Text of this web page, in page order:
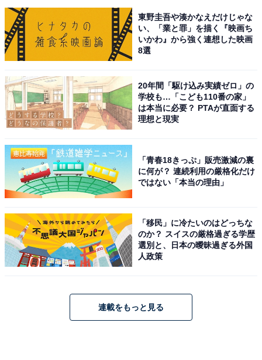
代」というイメージでしょうか。圧倒的な人気を誇って
いた東方神起に脱退問題が勃発、BIGBANGもソロ活動
に専念し始めた後に“王座に座ったグループ”だったんで
すよね。2009年にリリースした『Again & Again』
『Heartbeat』が大ヒット、その年のMAMA（Mnet Asian
Music Awards）で実質の最高賞「Artist of the Year」と
「Best Male Group（男性グループ賞）」を獲得したあた
りからの勢いがすごかった。2010年の『Without U』
『I'll Be Back』、2011年の『Hands Up』あたりは、本
当に飛ぶ鳥を落とす勢いで無敵でしたよ。
矢野：以前取り上げたEXOのデビューが2012年なので、
その前ってことですね。
あわせて読みたい
音楽アワードを無双し、社会現象まで巻き起
こした！ “最強無敵”なK-POPグループ
東野圭吾や湊かなえだけじゃな
い、「業と罪」を描く『映画ち
いかわ』から強く連想した映画
8選
20年間「駆け込み実績ゼロ」の
学校も…「こども110番の家」
は本当に必要？ PTAが直面する
理想と現実
「青春18きっぷ」販売激減の裏
に何が？ 連続利用の厳格化だけ
ではない「本当の理由」
「移民」に冷たいのはどっちな
のか？ スイスの厳格過ぎる学歴
選別と、日本の曖昧過ぎる外国
人政策
連載をもっと見る